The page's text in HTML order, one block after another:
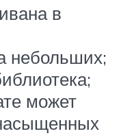
в
небольших;
может